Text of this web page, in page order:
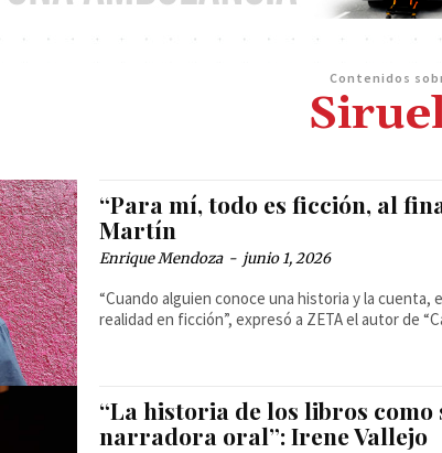
Contenidos
“Para mí, todo es ficción, al
Martín
Enrique Mendoza - junio 1, 2026
“Cuando alguien conoce una historia y la cuenta,
realidad en ficción”, expresó a ZETA el autor de
“La historia de los libros como
narradora oral”: Irene Vallejo